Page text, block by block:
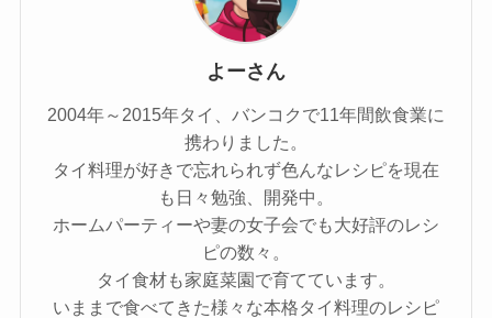
よーさん
2004年～2015年タイ、バンコクで11年間飲食業に
携わりました。
タイ料理が好きで忘れられず色んなレシピを現在
も日々勉強、開発中。
ホームパーティーや妻の女子会でも大好評のレシ
ピの数々。
タイ食材も家庭菜園で育てています。
いままで食べてきた様々な本格タイ料理のレシピ